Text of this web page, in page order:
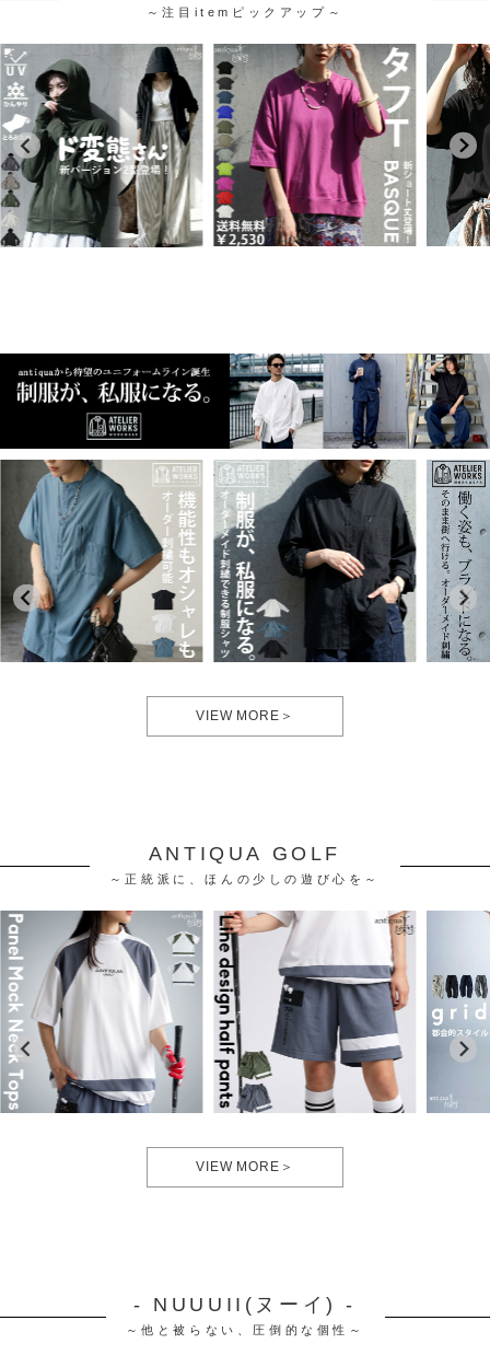
～注目itemピックアップ～
VIEW MORE＞
ANTIQUA GOLF
～正統派に、ほんの少しの遊び心を～
VIEW MORE＞
- NUUUII(ヌーイ) -
～他と被らない、圧倒的な個性～